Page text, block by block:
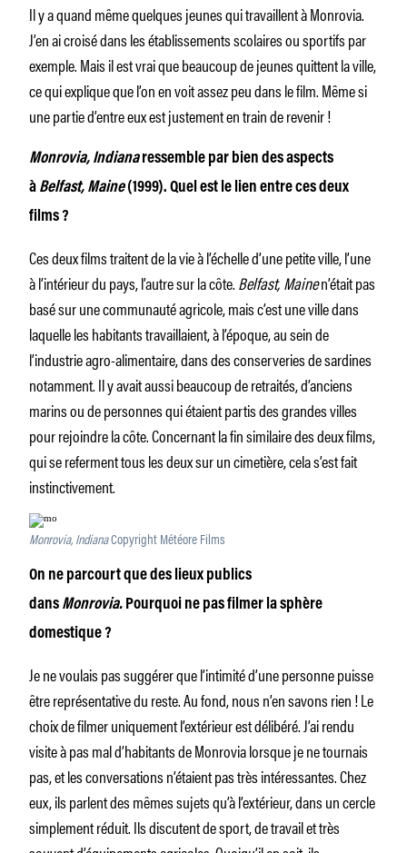
Il y a quand même quelques jeunes qui travaillent à Monrovia.
J’en ai croisé dans les établissements scolaires ou sportifs par
exemple. Mais il est vrai que beaucoup de jeunes quittent la ville,
ce qui explique que l’on en voit assez peu dans le film. Même si
une partie d’entre eux est justement en train de revenir !
Monrovia, Indianaressemble par bien des aspects
à Belfast, Maine(1999). Quel est le lien entre ces deux
films ?
Ces deux films traitent de la vie à l’échelle d’une petite ville, l’une
à l’intérieur du pays, l’autre sur la côte.Belfast, Mainen’était pas
basé sur une communauté agricole, mais c’est une ville dans
laquelle les habitants travaillaient, à l’époque, au sein de
l’industrie agro-alimentaire, dans des conserveries de sardines
notamment. Il y avait aussi beaucoup de retraités, d’anciens
marins ou de personnes qui étaient partis des grandes villes
pour rejoindre la côte. Concernant la fin similaire des deux films,
qui se referment tous les deux sur un cimetière, cela s’est fait
instinctivement.
Monrovia, IndianaCopyright Météore Films
On ne parcourt que des lieux publics
dans Monrovia. Pourquoi ne pas filmer la sphère
domestique ?
Je ne voulais pas suggérer que l’intimité d’une personne puisse
être représentative du reste. Au fond, nous n’en savons rien ! Le
choix de filmer uniquement l’extérieur est délibéré. J’ai rendu
visite à pas mal d’habitants de Monrovia lorsque je ne tournais
pas, et les conversations n’étaient pas très intéressantes. Chez
eux, ils parlent des mêmes sujets qu’à l’extérieur, dans un cercle
simplement réduit. Ils discutent de sport, de travail et très